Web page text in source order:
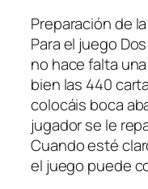
Preparación de
Para el juego
no hace falta
bien las 440
colocáis boca
jugador se le
Cuando esté
el juego puede